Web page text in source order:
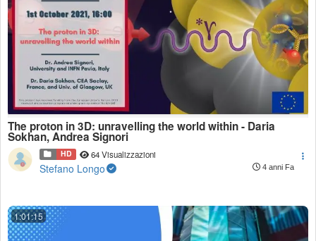
The proton in 3D: unravelling the world within - Daria
Sokhan, Andrea Signori
HD 64 Visualizzazioni
Stefano Longo 4 anni Fa
1:01:15